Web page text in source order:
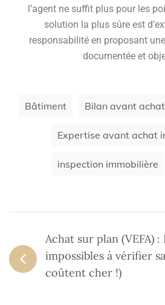
l’agent ne suffit plus pour les
solution la plus sûre est
responsabilité en proposant
documentée et
Bâtiment Bilan avant achat
Expertise avant achat
inspection immobilière
Achat sur plan (VEFA)
impossibles à vérifier
coûtent cher !)